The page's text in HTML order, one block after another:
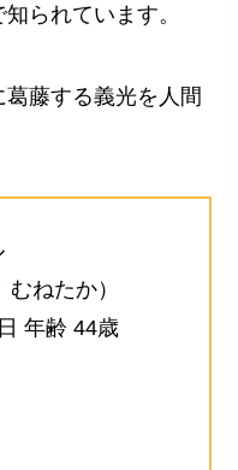
られています。
藤する義光を人間
ねたか）
年齢 44歳